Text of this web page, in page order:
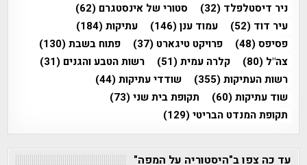
ניר דיסטלפלד (32) סטורי של אינסטגרם (62)
עיר דוד (52) עמוד ענן(146) עתיקות(184)
פסיפס(48) פרויקט טיגארט (37) פתוח בשבת(130)
צה"ל (80) קלרה עמית(51) רשות הטבע והגנים (31)
רשות העתיקות(355) שודדי עתיקות(44)
שוד עתיקות(60) תקופת בית שני(73)
תקופת המנדט הבריטי(129)
עד כה צפו ב"היסטוריה על המפה"